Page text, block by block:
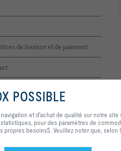
de livraison et de paiement
En cliquant sur ce bouton, vous nous
et au contrôle de nos services et
statistiques, pour des paramètres de
décider quelles catégories vous
sélectionnés, toutes les fonctionnalités
POSSIBLE
et d'achat de qualité sur notre
pour des paramètres de
besoinsS. Veuillez noter que,